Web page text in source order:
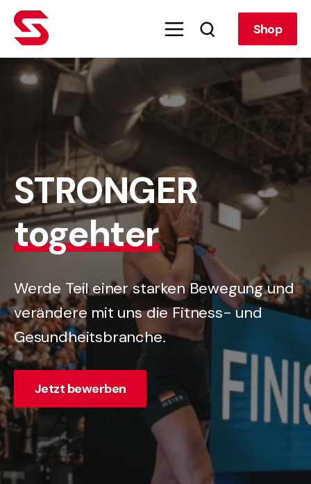
Shop
STRONGER
togehter
Werde Teil einer starken Bewegung und
verändere mit uns die Fitness- und
Gesundheitsbranche.
Jetzt bewerben